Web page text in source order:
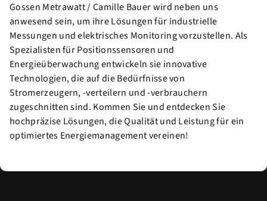
Gossen Metrawatt / Camille Bauer wird neben uns
anwesend sein, um ihre Lösungen für industrielle
Messungen und elektrisches Monitoring vorzustellen. Als
Spezialisten für Positionssensoren und
Energieüberwachung entwickeln sie innovative
Technologien, die auf die Bedürfnisse von
Stromerzeugern, -verteilern und -verbrauchern
zugeschnitten sind. Kommen Sie und entdecken Sie
hochpräzise Lösungen, die Qualität und Leistung für ein
optimiertes Energiemanagement vereinen!